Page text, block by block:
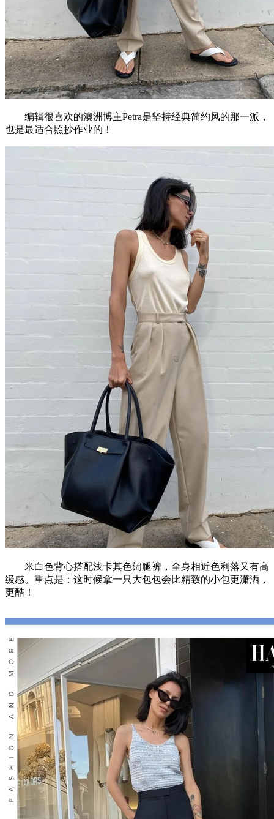
编辑很喜欢的澳洲博主Petra是坚持经典简约风的那一派，
也是最适合照抄作业的！
米白色背心搭配浅卡其色阔腿裤，全身相近色利落又有高
级感。重点是：这时候拿一只大包包会比精致的小包更潇洒，
更酷！